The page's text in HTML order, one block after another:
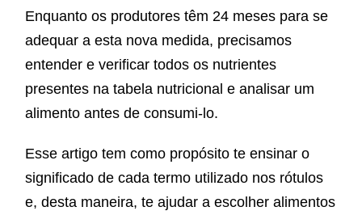
Enquanto os produtores têm 24 meses para se
adequar a esta nova medida, precisamos
entender e verificar todos os nutrientes
presentes na tabela nutricional e analisar um
alimento antes de consumi-lo.
Esse artigo tem como propósito te ensinar o
significado de cada termo utilizado nos rótulos
e, desta maneira, te ajudar a escolher alimentos